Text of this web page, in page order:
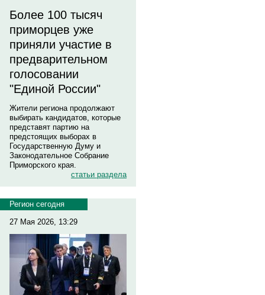
Более 100 тысяч
приморцев уже
приняли участие в
предварительном
голосовании
"Единой России"
Жители региона продолжают
выбирать кандидатов, которые
представят партию на
предстоящих выборах в
Государственную Думу и
Законодательное Собрание
Приморского края.
статьи раздела
Регион сегодня
27 Мая 2026, 13:29